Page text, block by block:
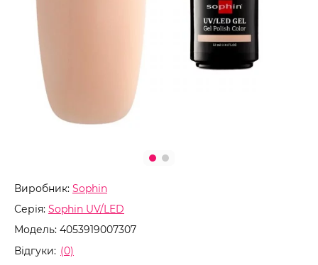
Виробник: Sophin
Серія: Sophin UV/LED
Модель: 4053919007307
Відгуки: (0)